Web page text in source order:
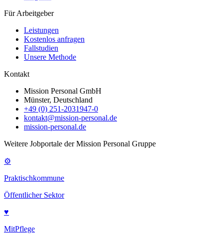
Für Arbeitgeber
Leistungen
Kostenlos anfragen
Fallstudien
Unsere Methode
Kontakt
Mission Personal GmbH
Münster, Deutschland
+49 (0) 251-2031947-0
kontakt@mission-personal.de
mission-personal.de
Weitere Jobportale der Mission Personal Gruppe
⚙
Praktischkommune
Öffentlicher Sektor
♥
MitPflege